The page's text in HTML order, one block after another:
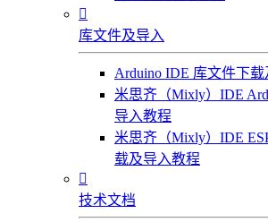

库文件及导入
Arduino IDE 库文件下
米思齐（Mixly）IDE
导入教程
米思齐（Mixly）IDE
载及导入教程

技术文档